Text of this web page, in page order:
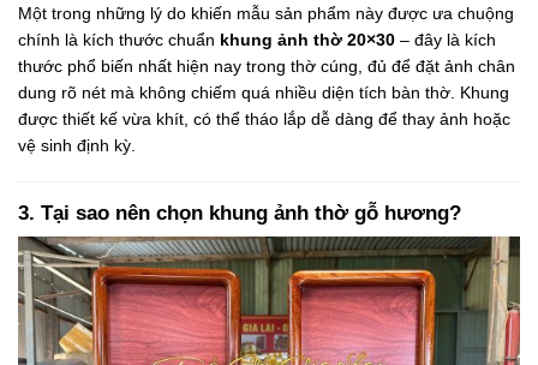
Một trong những lý do khiến mẫu sản phẩm này được ưa chuộng
chính là kích thước chuẩn khung ảnh thờ 20×30 – đây là kích
thước phổ biến nhất hiện nay trong thờ cúng, đủ để đặt ảnh chân
dung rõ nét mà không chiếm quá nhiều diện tích bàn thờ. Khung
được thiết kế vừa khít, có thể tháo lắp dễ dàng để thay ảnh hoặc
vệ sinh định kỳ.
3. Tại sao nên chọn khung ảnh thờ gỗ hương?